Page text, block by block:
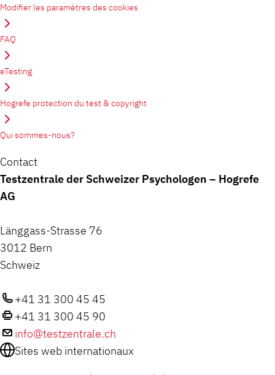
Modifier les paramètres des cookies
FAQ
eTesting
Hogrefe protection du test & copyright
Qui sommes-nous?
Contact
Testzentrale der Schweizer Psychologen – Hogrefe
AG
Länggass-Strasse 76
3012 Bern
Schweiz
+41 31 300 45 45
+41 31 300 45 90
info@testzentrale.ch
Sites web internationaux